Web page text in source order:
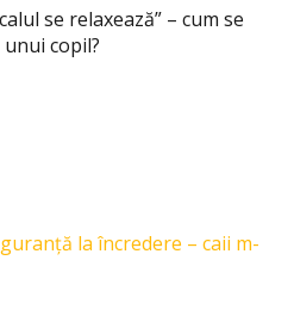
se relaxează” – cum se
copil?
la încredere – caii m-